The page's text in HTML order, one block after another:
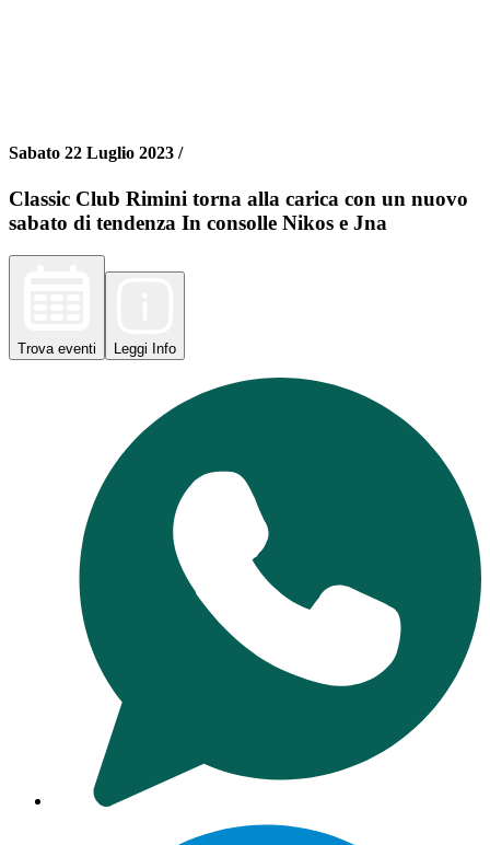
Sabato 22 Luglio 2023 /
Classic Club Rimini torna alla carica con un nuovo
sabato di tendenza In consolle Nikos e Jna
Trova eventi Leggi Info